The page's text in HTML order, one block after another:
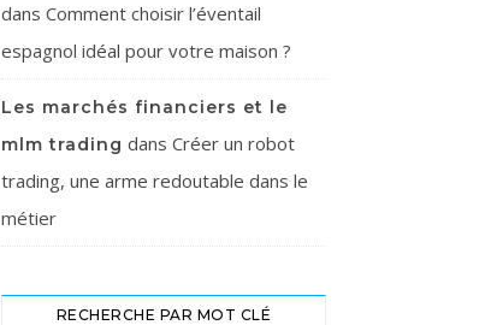
dans Comment choisir l’éventail
espagnol idéal pour votre maison ?
Les marchés financiers et le
mlm trading dans Créer un robot
trading, une arme redoutable dans le
métier
RECHERCHE PAR MOT CLÉ